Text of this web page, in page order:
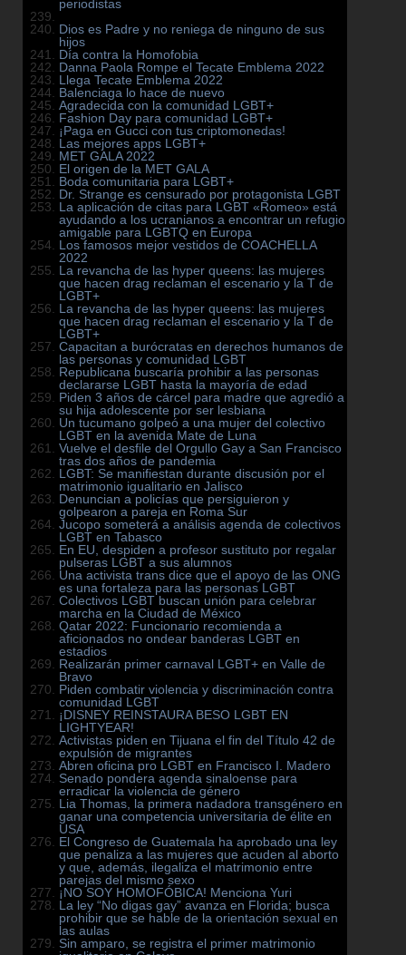
periodistas
Dios es Padre y no reniega de ninguno de sus
hijos
Día contra la Homofobia
Danna Paola Rompe el Tecate Emblema 2022
Llega Tecate Emblema 2022
Balenciaga lo hace de nuevo
Agradecida con la comunidad LGBT+
Fashion Day para comunidad LGBT+
¡Paga en Gucci con tus criptomonedas!
Las mejores apps LGBT+
MET GALA 2022
El origen de la MET GALA
Boda comunitaria para LGBT+
Dr. Strange es censurado por protagonista LGBT
La aplicación de citas para LGBT «Romeo» está
ayudando a los ucranianos a encontrar un refugio
amigable para LGBTQ en Europa
Los famosos mejor vestidos de COACHELLA
2022
La revancha de las hyper queens: las mujeres
que hacen drag reclaman el escenario y la T de
LGBT+
La revancha de las hyper queens: las mujeres
que hacen drag reclaman el escenario y la T de
LGBT+
Capacitan a burócratas en derechos humanos de
las personas y comunidad LGBT
Republicana buscaría prohibir a las personas
declararse LGBT hasta la mayoría de edad
Piden 3 años de cárcel para madre que agredió a
su hija adolescente por ser lesbiana
Un tucumano golpeó a una mujer del colectivo
LGBT en la avenida Mate de Luna
Vuelve el desfile del Orgullo Gay a San Francisco
tras dos años de pandemia
LGBT: Se manifiestan durante discusión por el
matrimonio igualitario en Jalisco
Denuncian a policías que persiguieron y
golpearon a pareja en Roma Sur
Jucopo someterá a análisis agenda de colectivos
LGBT en Tabasco
En EU, despiden a profesor sustituto por regalar
pulseras LGBT a sus alumnos
Una activista trans dice que el apoyo de las ONG
es una fortaleza para las personas LGBT
Colectivos LGBT buscan unión para celebrar
marcha en la Ciudad de México
Qatar 2022: Funcionario recomienda a
aficionados no ondear banderas LGBT en
estadios
Realizarán primer carnaval LGBT+ en Valle de
Bravo
Piden combatir violencia y discriminación contra
comunidad LGBT
¡DISNEY REINSTAURA BESO LGBT EN
LIGHTYEAR!
Activistas piden en Tijuana el fin del Título 42 de
expulsión de migrantes
Abren oficina pro LGBT en Francisco I. Madero
Senado pondera agenda sinaloense para
erradicar la violencia de género
Lia Thomas, la primera nadadora transgénero en
ganar una competencia universitaria de élite en
USA
El Congreso de Guatemala ha aprobado una ley
que penaliza a las mujeres que acuden al aborto
y que, además, ilegaliza el matrimonio entre
parejas del mismo sexo
¡NO SOY HOMOFÓBICA! Menciona Yuri
La ley “No digas gay” avanza en Florida; busca
prohibir que se hable de la orientación sexual en
las aulas
Sin amparo, se registra el primer matrimonio